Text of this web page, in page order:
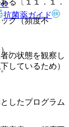
る〔１１．１．
の状態を観察し
しているため）
ク（頻度不
。
抗菌薬ガイド
したプログラム